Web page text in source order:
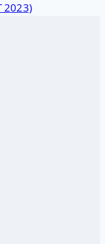
2023)